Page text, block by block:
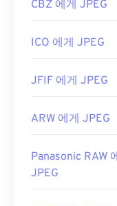
CBZ 에게 JPEG
ICO 에게 JPEG
JFIF 에게 JPEG
ARW 에게 JPEG
Panasonic RAW
JPEG